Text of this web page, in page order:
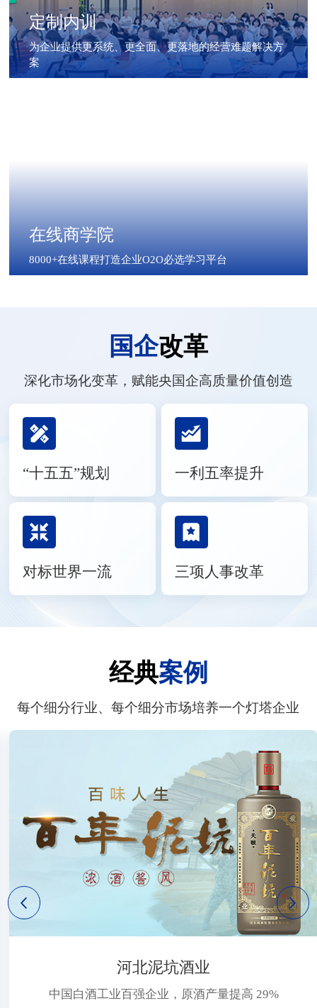
定制内训
为企业提供更系统、更全面、更落地的经营难题解决方
案
在线商学院
8000+在线课程打造企业O2O必选学习平台
国企改革
深化市场化变革，赋能央国企高质量价值创造
“十五五”规划 一利五率提升
对标世界一流 三项人事改革
经典案例
每个细分行业、每个细分市场培养一个灯塔企业
河北泥坑酒业
中国白酒工业百强企业，原酒产量提高 29%